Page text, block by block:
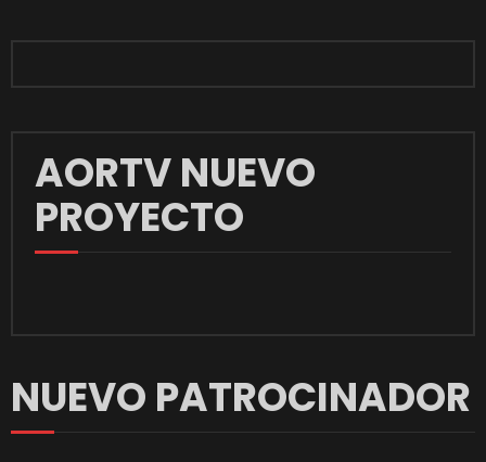
AORTV NUEVO
PROYECTO
NUEVO PATROCINADOR